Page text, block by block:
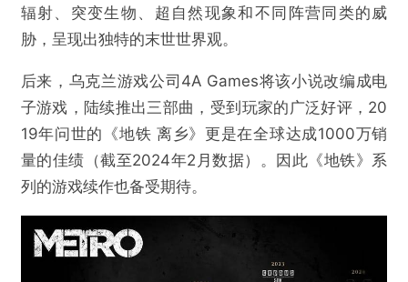
辐射、突变生物、超自然现象和不同阵营同类的威
胁，呈现出独特的末世世界观。
后来，乌克兰游戏公司4A Games将该小说改编成电
子游戏，陆续推出三部曲，受到玩家的广泛好评，20
19年问世的《地铁 离乡》更是在全球达成1000万销
量的佳绩（截至2024年2月数据）。因此《地铁》系
列的游戏续作也备受期待。